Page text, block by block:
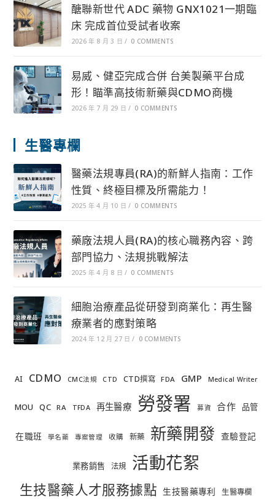
醣聯新世代 ADC 藥物 GNX1021一期臨
床 完成首位受試者收案
2026 年 8 月 3 日 / 0 COMMENTS
易威、健亞完成合併 台美製藥平台成
形！瞄準高技術新藥與CDMO商機
2026 年 7 月 29 日 / 0 COMMENTS
生醫專欄
醫藥法規專員(RA)的新鮮人指南：工作
性質、終極目標及所需能力！
2025 年 4 月 10 日 / 0 COMMENTS
藥廠法規人員(RA)的核心職務內容、跨
部門協力、法規挑戰解法
2025 年 4 月 8 日 / 0 COMMENTS
細胞治療產品從研發到商業化：再生醫
療業者的應對策略
2024 年 12 月 27 日 / 0 COMMENTS
AI CDMO CMC法規 CTD CTD撰寫 FDA GMP Medical Writer
MOU QC RA TFDA 再生醫療 勞發署 募資 合作 品管
在職班 學名藥 專案管理 收購 新藥 新藥開發 查驗登記
業務銷售 法規 活動花絮
生技醫藥人才服務據點 生技醫藥專利 生醫專欄